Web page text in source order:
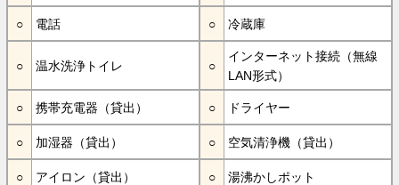
電話 冷蔵庫
温水洗浄トイレ
インターネット接続（無線
LAN形式）
携帯充電器（貸出） ドライヤー
加湿器（貸出） 空気清浄機（貸出）
アイロン（貸出） 湯沸かしポット